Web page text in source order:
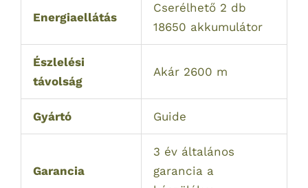
Energiaellátás
Cserélhető 2 db
18650 akkumulátor
Észlelési
távolság
Akár 2600 m
Gyártó Guide
Garancia
3 év általános
garancia a